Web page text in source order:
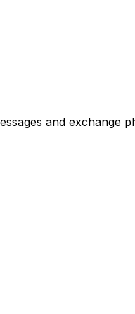
and exchange